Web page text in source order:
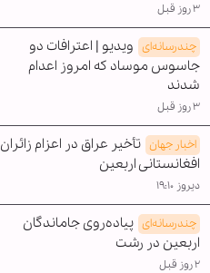
۳ روز قبل
چندرسانه‌ای ویدیو | اعترافات دو
جاسوس موساد که امروز اعدام
شدند
۳ روز قبل
اخبار جهان تأخیر عراق در اعزام زائران
افغانستانی اربعین
دیروز ۱۹:۱۰
چندرسانه‌ای پیاده‌روی جاماندگان
اربعین در رشت
۲ روز قبل